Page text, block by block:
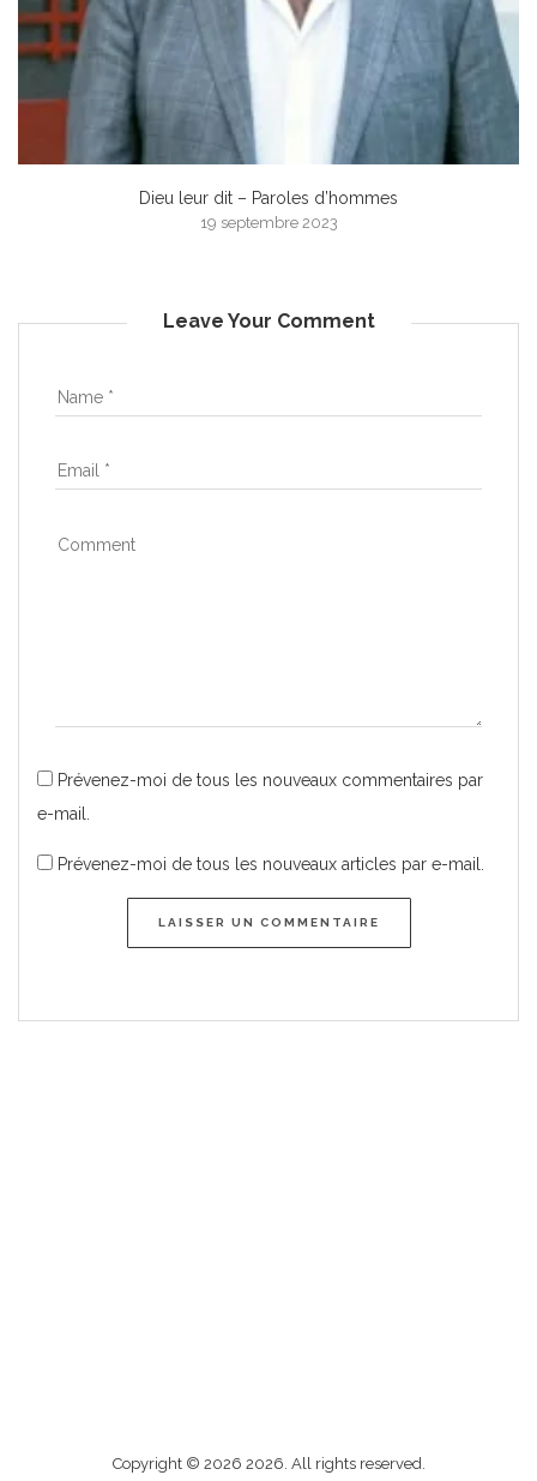
Dieu leur dit – Paroles d’hommes
19 septembre 2023
Leave Your Comment
Prévenez-moi de tous les nouveaux commentaires par
e-mail.
Prévenez-moi de tous les nouveaux articles par e-mail.
LAISSER UN COMMENTAIRE
Copyright © 2026 2026. All rights reserved.